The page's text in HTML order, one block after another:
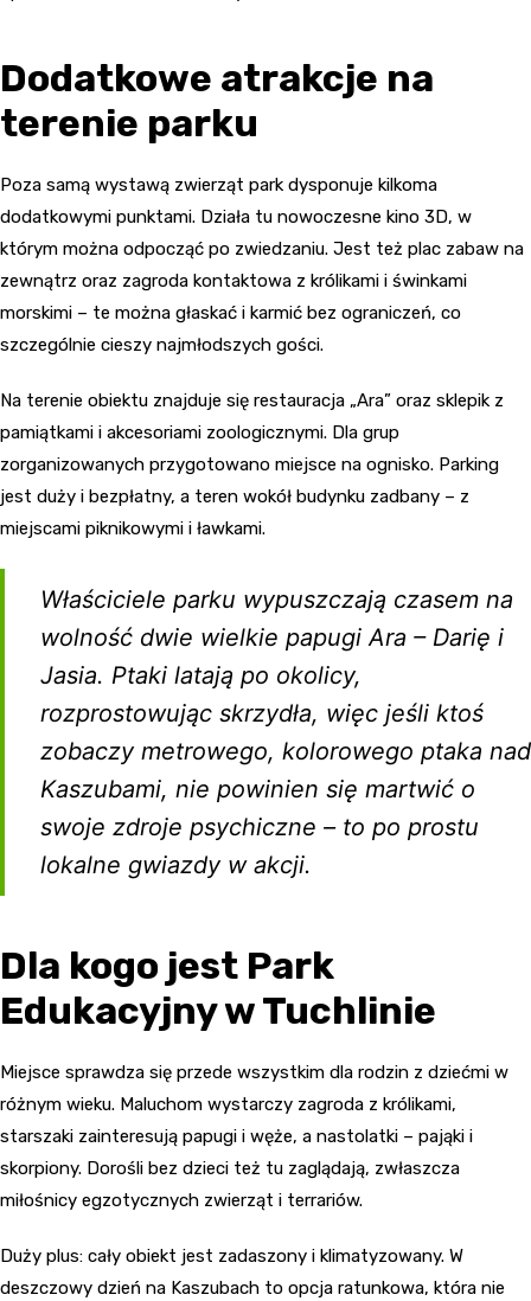
Dodatkowe atrakcje na
terenie parku
Poza samą wystawą zwierząt park dysponuje kilkoma
dodatkowymi punktami. Działa tu nowoczesne kino 3D, w
którym można odpocząć po zwiedzaniu. Jest też plac zabaw na
zewnątrz oraz zagroda kontaktowa z królikami i świnkami
morskimi – te można głaskać i karmić bez ograniczeń, co
szczególnie cieszy najmłodszych gości.
Na terenie obiektu znajduje się restauracja „Ara” oraz sklepik z
pamiątkami i akcesoriami zoologicznymi. Dla grup
zorganizowanych przygotowano miejsce na ognisko. Parking
jest duży i bezpłatny, a teren wokół budynku zadbany – z
miejscami piknikowymi i ławkami.
Właściciele parku wypuszczają czasem na
wolność dwie wielkie papugi Ara – Darię i
Jasia. Ptaki latają po okolicy,
rozprostowując skrzydła, więc jeśli ktoś
zobaczy metrowego, kolorowego ptaka nad
Kaszubami, nie powinien się martwić o
swoje zdroje psychiczne – to po prostu
lokalne gwiazdy w akcji.
Dla kogo jest Park
Edukacyjny w Tuchlinie
Miejsce sprawdza się przede wszystkim dla rodzin z dziećmi w
różnym wieku. Maluchom wystarczy zagroda z królikami,
starszaki zainteresują papugi i węże, a nastolatki – pająki i
skorpiony. Dorośli bez dzieci też tu zaglądają, zwłaszcza
miłośnicy egzotycznych zwierząt i terrariów.
Duży plus: cały obiekt jest zadaszony i klimatyzowany. W
deszczowy dzień na Kaszubach to opcja ratunkowa, która nie